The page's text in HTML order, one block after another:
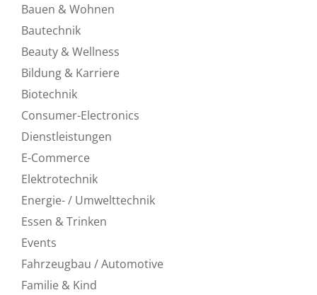
Bauen & Wohnen
Bautechnik
Beauty & Wellness
Bildung & Karriere
Biotechnik
Consumer-Electronics
Dienstleistungen
E-Commerce
Elektrotechnik
Energie- / Umwelttechnik
Essen & Trinken
Events
Fahrzeugbau / Automotive
Familie & Kind